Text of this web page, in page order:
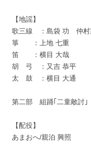
【地謡】
歌三線 ：島袋 功 仲
箏 ：上地 七重
笛 ：横目 大哉
胡 弓 ：又吉 恭平
太 鼓 ：横目 大通
第二部 組踊｢二童敵討｣
【配役】
あまおへ/親泊 興照